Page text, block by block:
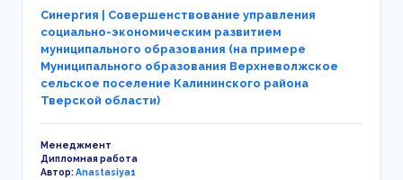
Синергия | Совершенствование управления
социально-экономическим развитием
муниципального образования (на примере
Муниципального образования Верхневолжское
сельское поселение Калининского района
Тверской области)
Менеджмент
Дипломная работа
Автор:Anastasiya1